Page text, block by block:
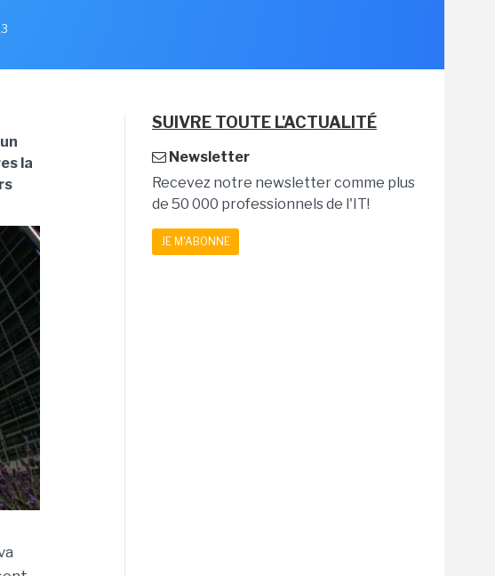
la
SUIVRE TOUTE L'ACTUALITÉ
Newsletter
Recevez notre newsletter comme plus
de 50 000 professionnels de l'IT!
JE M'ABONNE